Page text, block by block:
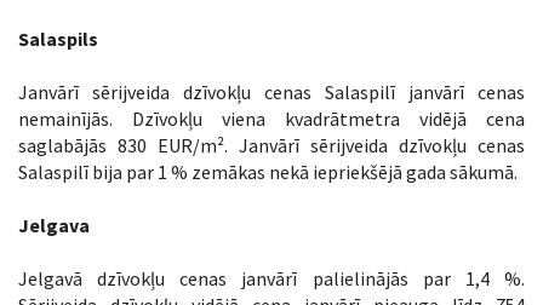
Salaspils
Janvārī sērijveida dzīvokļu cenas Salaspilī janvārī cenas
nemainījās. Dzīvokļu viena kvadrātmetra vidējā cena
saglabājās 830 EUR/m². Janvārī sērijveida dzīvokļu cenas
Salaspilī bija par 1 % zemākas nekā iepriekšējā gada sākumā.
Jelgava
Jelgavā dzīvokļu cenas janvārī palielinājās par 1,4 %.